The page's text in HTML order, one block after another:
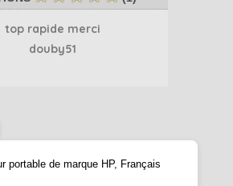
top rapide merci
douby51
portable de marque HP, Français